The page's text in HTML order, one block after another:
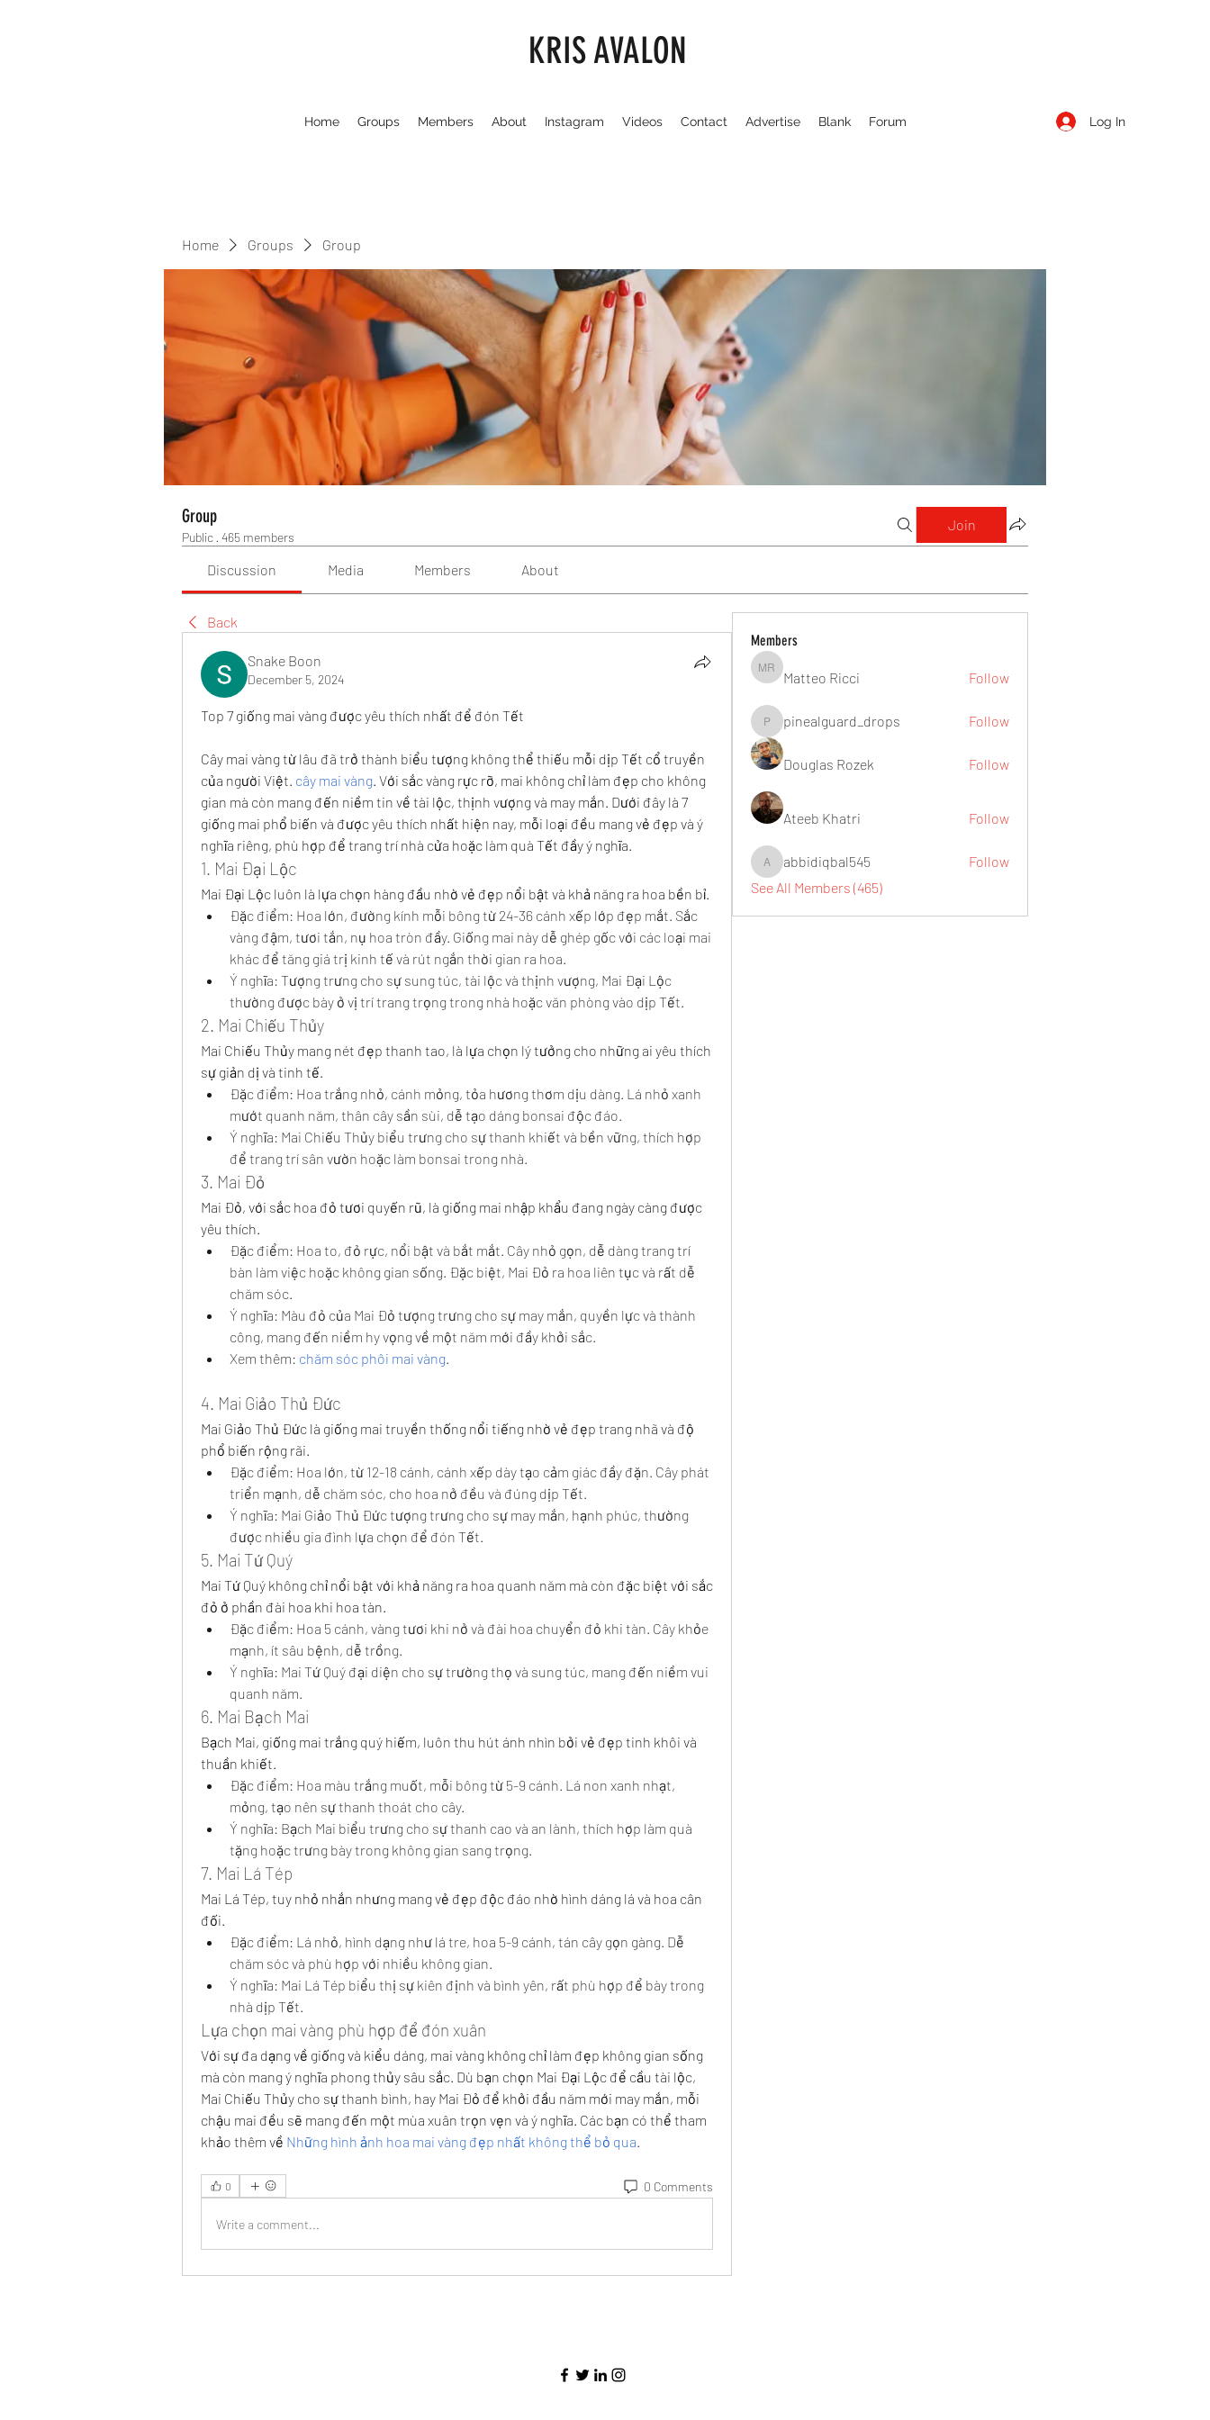
KRIS AVALON
Home Groups Members About Instagram Videos Contact Advertise Blank Forum Log In
Home Groups Group
Group
Public · 465 members
Join
Discussion Media Members About
Back
Snake Boon
December 5, 2024
Top 7 giống mai vàng được yêu thích nhất để đón Tết
Cây mai vàng từ lâu đã trở thành biểu tượng không thể thiếu mỗi dịp Tết cổ truyền
của người Việt. cây mai vàng. Với sắc vàng rực rỡ, mai không chỉ làm đẹp cho không
gian mà còn mang đến niềm tin về tài lộc, thịnh vượng và may mắn. Dưới đây là 7
giống mai phổ biến và được yêu thích nhất hiện nay, mỗi loại đều mang vẻ đẹp và ý
nghĩa riêng, phù hợp để trang trí nhà cửa hoặc làm quà Tết đầy ý nghĩa.
1. Mai Đại Lộc
Mai Đại Lộc luôn là lựa chọn hàng đầu nhờ vẻ đẹp nổi bật và khả năng ra hoa bền bỉ.
Đặc điểm: Hoa lớn, đường kính mỗi bông từ 24-36 cánh xếp lớp đẹp mắt. Sắc
vàng đậm, tươi tắn, nụ hoa tròn đầy. Giống mai này dễ ghép gốc với các loại mai
khác để tăng giá trị kinh tế và rút ngắn thời gian ra hoa.
Ý nghĩa: Tượng trưng cho sự sung túc, tài lộc và thịnh vượng, Mai Đại Lộc
thường được bày ở vị trí trang trọng trong nhà hoặc văn phòng vào dịp Tết.
2. Mai Chiếu Thủy
Mai Chiếu Thủy mang nét đẹp thanh tao, là lựa chọn lý tưởng cho những ai yêu thích
sự giản dị và tinh tế.
Đặc điểm: Hoa trắng nhỏ, cánh mỏng, tỏa hương thơm dịu dàng. Lá nhỏ xanh
mướt quanh năm, thân cây sần sùi, dễ tạo dáng bonsai độc đáo.
Ý nghĩa: Mai Chiếu Thủy biểu trưng cho sự thanh khiết và bền vững, thích hợp
để trang trí sân vườn hoặc làm bonsai trong nhà.
3. Mai Đỏ
Mai Đỏ, với sắc hoa đỏ tươi quyến rũ, là giống mai nhập khẩu đang ngày càng được
yêu thích.
Đặc điểm: Hoa to, đỏ rực, nổi bật và bắt mắt. Cây nhỏ gọn, dễ dàng trang trí
bàn làm việc hoặc không gian sống. Đặc biệt, Mai Đỏ ra hoa liên tục và rất dễ
chăm sóc.
Ý nghĩa: Màu đỏ của Mai Đỏ tượng trưng cho sự may mắn, quyền lực và thành
công, mang đến niềm hy vọng về một năm mới đầy khởi sắc.
Xem thêm: chăm sóc phôi mai vàng.
4. Mai Giảo Thủ Đức
Mai Giảo Thủ Đức là giống mai truyền thống nổi tiếng nhờ vẻ đẹp trang nhã và độ
phổ biến rộng rãi.
Đặc điểm: Hoa lớn, từ 12-18 cánh, cánh xếp dày tạo cảm giác đầy đặn. Cây phát
triển mạnh, dễ chăm sóc, cho hoa nở đều và đúng dịp Tết.
Ý nghĩa: Mai Giảo Thủ Đức tượng trưng cho sự may mắn, hạnh phúc, thường
được nhiều gia đình lựa chọn để đón Tết.
5. Mai Tứ Quý
Mai Tứ Quý không chỉ nổi bật với khả năng ra hoa quanh năm mà còn đặc biệt với sắc
đỏ ở phần đài hoa khi hoa tàn.
Đặc điểm: Hoa 5 cánh, vàng tươi khi nở và đài hoa chuyển đỏ khi tàn. Cây khỏe
mạnh, ít sâu bệnh, dễ trồng.
Ý nghĩa: Mai Tứ Quý đại diện cho sự trường thọ và sung túc, mang đến niềm vui
quanh năm.
6. Mai Bạch Mai
Bạch Mai, giống mai trắng quý hiếm, luôn thu hút ánh nhìn bởi vẻ đẹp tinh khôi và
thuần khiết.
Đặc điểm: Hoa màu trắng muốt, mỗi bông từ 5-9 cánh. Lá non xanh nhạt,
mỏng, tạo nên sự thanh thoát cho cây.
Ý nghĩa: Bạch Mai biểu trưng cho sự thanh cao và an lành, thích hợp làm quà
tặng hoặc trưng bày trong không gian sang trọng.
7. Mai Lá Tép
Mai Lá Tép, tuy nhỏ nhắn nhưng mang vẻ đẹp độc đáo nhờ hình dáng lá và hoa cân
đối.
Đặc điểm: Lá nhỏ, hình dạng như lá tre, hoa 5-9 cánh, tán cây gọn gàng. Dễ
chăm sóc và phù hợp với nhiều không gian.
Ý nghĩa: Mai Lá Tép biểu thị sự kiên định và bình yên, rất phù hợp để bày trong
nhà dịp Tết.
Lựa chọn mai vàng phù hợp để đón xuân
Với sự đa dạng về giống và kiểu dáng, mai vàng không chỉ làm đẹp không gian sống
mà còn mang ý nghĩa phong thủy sâu sắc. Dù bạn chọn Mai Đại Lộc để cầu tài lộc,
Mai Chiếu Thủy cho sự thanh bình, hay Mai Đỏ để khởi đầu năm mới may mắn, mỗi
chậu mai đều sẽ mang đến một mùa xuân trọn vẹn và ý nghĩa. Các bạn có thể tham
khảo thêm về Những hình ảnh hoa mai vàng đẹp nhất không thể bỏ qua.
0 0 Comments
Write a comment...
Members
Matteo Ricci
Matteo Ricci Follow
pinealguard_drops
pinealguard_drops Follow
Douglas Rozek Follow
Ateeb Khatri Follow
abbidiqbal545
abbidiqbal545
Follow
See All Members (465)